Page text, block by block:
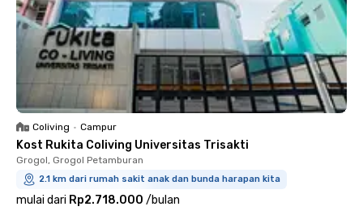
Coliving • Campur
Kost Rukita Coliving Universitas Trisakti
Grogol, Grogol Petamburan
2.1 km dari rumah sakit anak dan bunda harapan kita
mulai dari Rp2.718.000 /bulan